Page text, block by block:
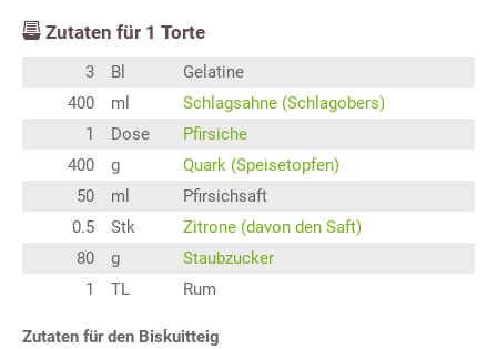
Zutaten für 1 Torte
3 Bl
Gelatine
400
ml
Schlagsahne (Schlagobers)
1
Dose
Pfirsiche
400
g
Quark (Speisetopfen)
50
ml
Pfirsichsaft
0.5
Stk
Zitrone (davon den Saft)
80
g
Staubzucker
1
TL Rum
Zutaten für den Biskuitteig